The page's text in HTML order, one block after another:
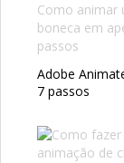
Adobe
7 passos